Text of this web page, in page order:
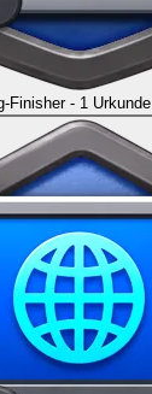
Finisher - 1 Urkunde